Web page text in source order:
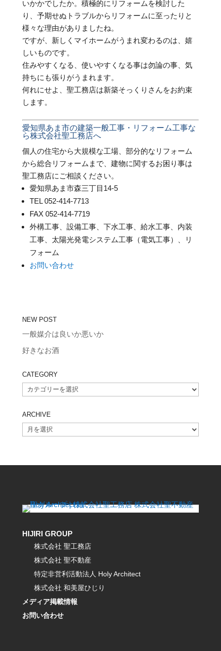
いかかでしたか。積極的にリフォームを検討した
り、予期せぬトラブルからリフォームに至ったりと
様々な理由がありましたね。
ですが、新しくマイホームがうまれ変わるのは、嬉
しいものです。
住みやすくなる、使いやすくなる事は勿論の事、気
持ちにも張りがうまれます。
何れにせよ、聖工務店は新築そっくりさんをお約束
します。
愛知県あま市の建築一般工事・リフォーム工事な
ら株式会社聖工務店へ
個人の住宅から大規模な工場、部分的なリフォーム
から総合リフォームまで、建物に関するお困り事は
聖工務店にご相談ください。
愛知県あま市森三丁目14-5
TEL 052-414-7713
FAX 052-414-7719
外構工事、設備工事、下水工事、給水工事、内装
工事、太陽光発電システム工事（電気工事）、リ
フォーム
お問い合わせ
NEW POST
一般媒介は良いか悪いか
好きなお酒
CATEGORY
CATEGORY
ARCHIVE
ARCHIVE
HIJIRI GROUP
株式会社 聖工務店
株式会社 聖不動産
特定非営利活動法人 Holy Architect
株式会社 和美屋ひじり
メディア掲載情報
お問い合わせ